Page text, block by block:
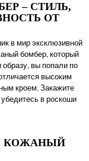
– СТИЛЬ,
ОТ
в мир эксклюзивной
бомбер, который
образу, вы попали по
высоким
кроем. Закажите
в роскоши
КОЖАНЫЙ